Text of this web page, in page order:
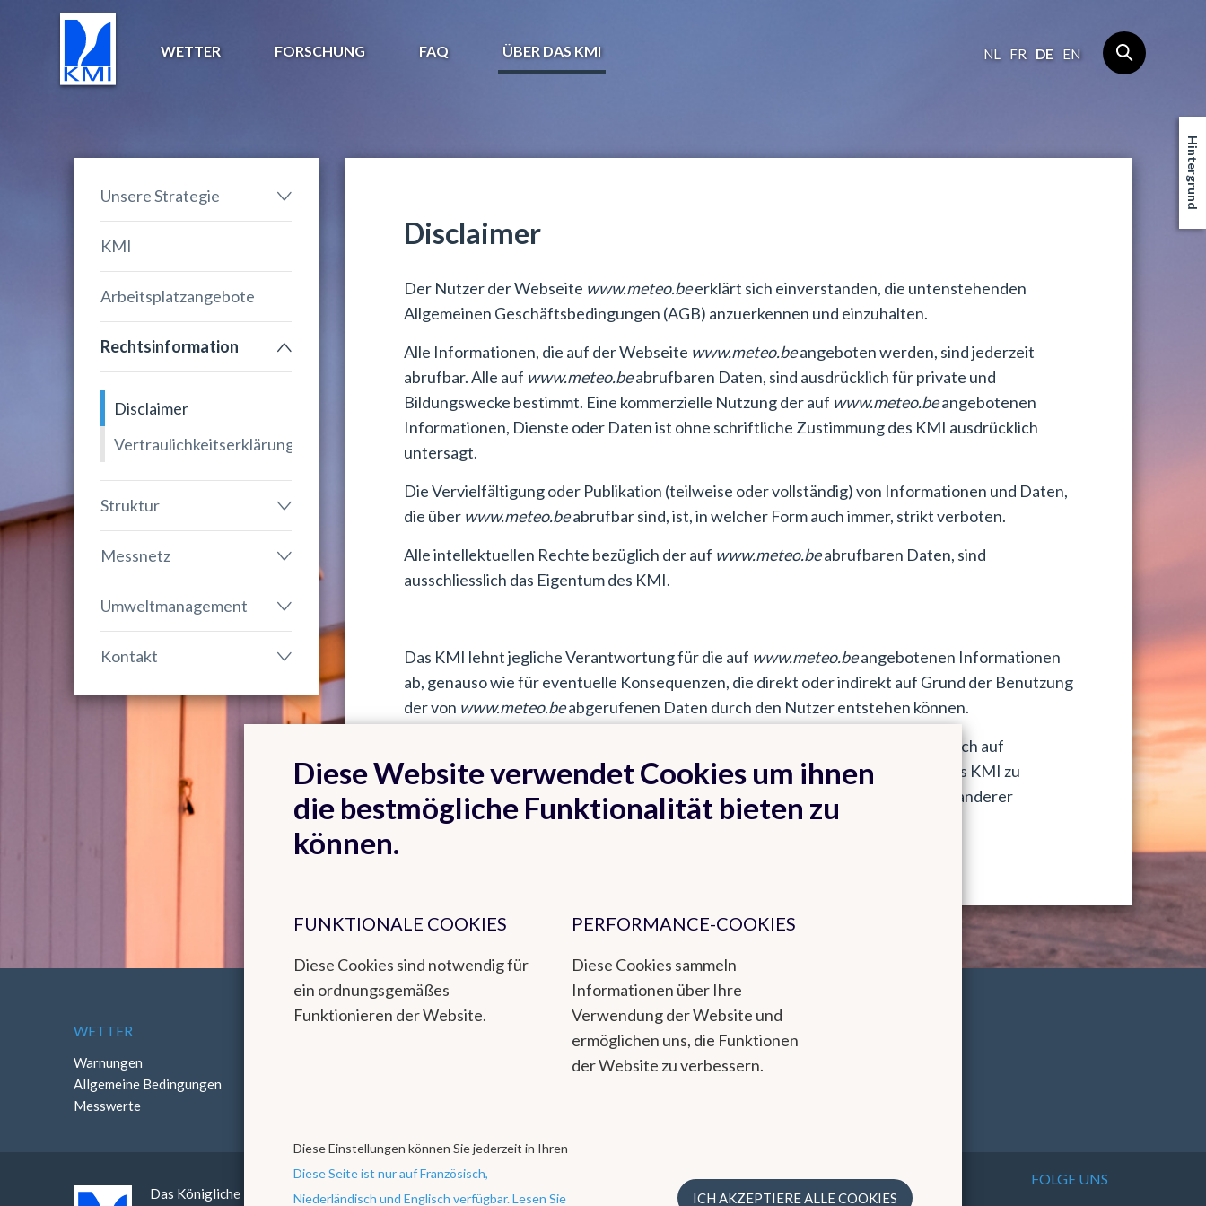
WETTER FORSCHUNG FAQ ÜBER DAS KMI NL FR DE EN
Unsere Strategie
KMI
Arbeitsplatzangebote
Rechtsinformation
Disclaimer
Vertraulichkeitserklärung
Struktur
Messnetz
Umweltmanagement
Kontakt
Disclaimer
Der Nutzer der Webseite www.meteo.beerklärt sich einverstanden, die untenstehenden
Allgemeinen Geschäftsbedingungen (AGB) anzuerkennen und einzuhalten.
Alle Informationen, die auf der Webseite www.meteo.beangeboten werden, sind jederzeit
abrufbar. Alle auf www.meteo.beabrufbaren Daten, sind ausdrücklich für private und
Bildungswecke bestimmt. Eine kommerzielle Nutzung der auf www.meteo.beangebotenen
Informationen, Dienste oder Daten ist ohne schriftliche Zustimmung des KMI ausdrücklich
untersagt.
Die Vervielfältigung oder Publikation (teilweise oder vollständig) von Informationen und Daten,
die über www.meteo.beabrufbar sind, ist, in welcher Form auch immer, strikt verboten.
Alle intellektuellen Rechte bezüglich der auf www.meteo.beabrufbaren Daten, sind
ausschliesslich das Eigentum des KMI.
Das KMI lehnt jegliche Verantwortung für die auf www.meteo.beangebotenen Informationen
ab, genauso wie für eventuelle Konsequenzen, die direkt oder indirekt auf Grund der Benutzung
der von www.meteo.beabgerufenen Daten durch den Nutzer entstehen können.
zu Informationen oder Produkten, die sich auf
Webseiten anderer Internet-Server befinden, sind nicht als eine Empfehlung des KMI zu
betrachten. Das KMI lehnt ausdrücklich jegliche Verantwortung für die Inhalte anderer
Webseiten, auf die inwww.meteo.beverwiesen wird, ab.
WETTER
Warnungen
Allgemeine Bedingungen
Messwerte
Das Königliche Meteorologische Institut bietet der Öffentlichkeit und den Behörden einen zuverlässigen Service, der
FOLGE UNS
Hintergrund
Diese Website verwendet Cookies um ihnen
die bestmögliche Funktionalität bieten zu
können.
FUNKTIONALE COOKIES
Diese Cookies sind notwendig für
ein ordnungsgemäßes
Funktionieren der Website.
PERFORMANCE-COOKIES
Diese Cookies sammeln
Informationen über Ihre
Verwendung der Website und
ermöglichen uns, die Funktionen
der Website zu verbessern.
Diese Einstellungen können Sie jederzeit in Ihren
Diese Seite ist nur auf Französisch,
Niederländisch und Englisch verfügbar. Lesen Sie
ICH AKZEPTIERE ALLE COOKIES